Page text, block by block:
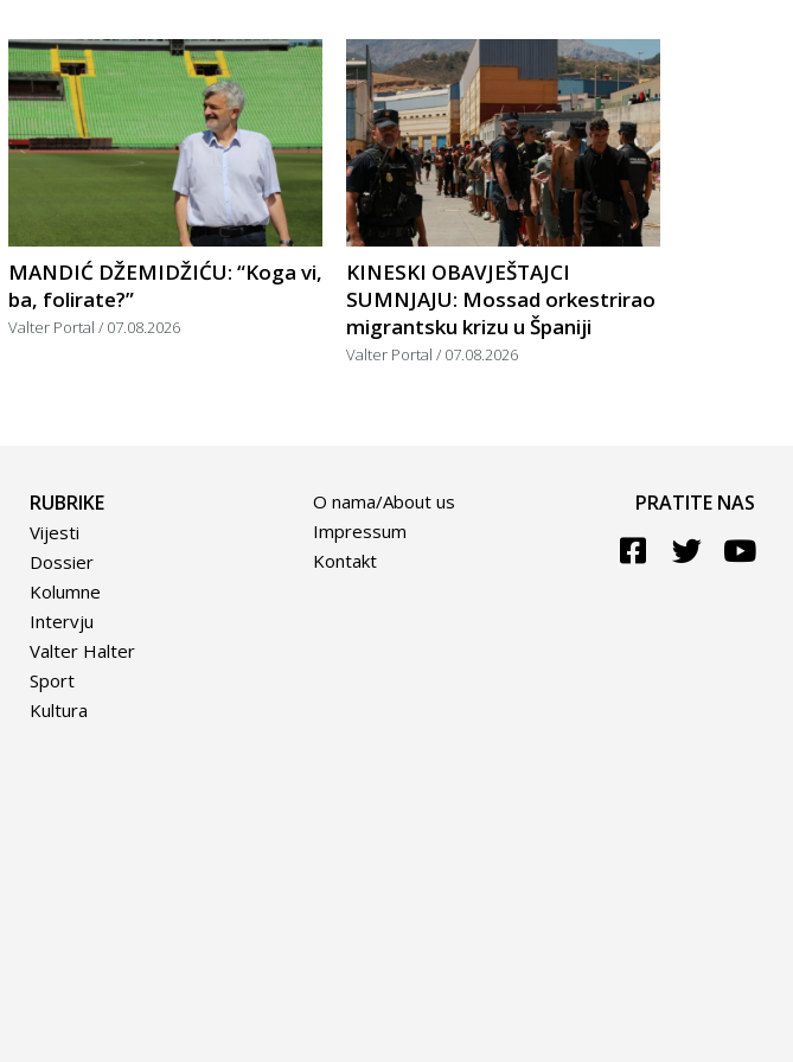
MANDIĆ DŽEMIDŽIĆU: “Koga vi,
ba, folirate?”
Valter Portal 07.08.2026
KINESKI OBAVJEŠTAJCI
SUMNJAJU: Mossad orkestrirao
migrantsku krizu u Španiji
Valter Portal 07.08.2026
RUBRIKE
Vijesti
Dossier
Kolumne
Intervju
Valter Halter
Sport
Kultura
O nama/About us
Impressum
Kontakt
PRATITE NAS